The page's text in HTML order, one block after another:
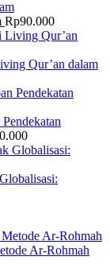
Rp90.000
Qur’an dalam
Ar-Rohmah